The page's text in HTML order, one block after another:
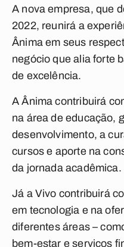
A nova empresa, que
2022, reunirá a
Ânima em seus
negócio que alia forte
de excelência.
A Ânima contribuirá
na área de educação,
desenvolvimento, a
cursos e aporte na
da jornada acadêmica.
Já a Vivo contribuirá
em tecnologia e na
diferentes áreas –
bem-estar e serviços